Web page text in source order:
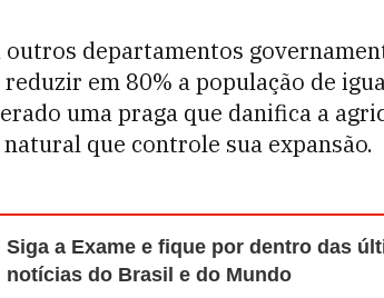
outros departamentos
em 80% a população de
uma praga que danifica a
que controle sua expansão.
Siga a Exame e fique por dentro das
notícias do Brasil e do Mundo